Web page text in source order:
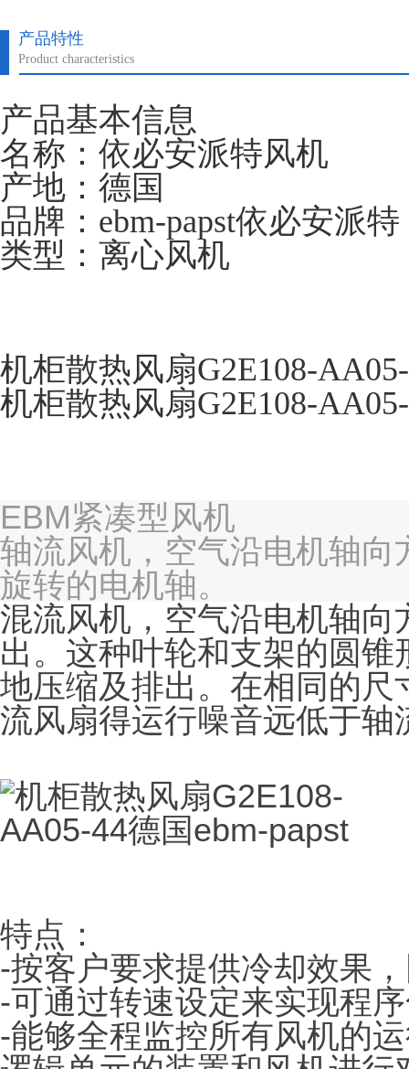
产品特性
Product characteristics
产品基本信息
名称：依必安派特风机
产地：德国
品牌：ebm-papst依必安派特
类型：离心风机
机柜散热风扇G2E108-
机柜散热风扇G2E108-
EBM紧凑型风机
轴流风机，空气沿电机轴
旋转的电机轴。
混流风机，空气沿电机轴
出。这种叶轮和支架的圆
地压缩及排出。在相同的
流风扇得运行噪音远低于轴
特点：
-按客户要求提供冷却效果
-可通过转速设定来实现程
-能够全程监控所有风机的